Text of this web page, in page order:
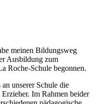
meinen Bildungsweg
Ausbildung zum
Roche-Schule begonnen.
unserer Schule die
Im Rahmen beider